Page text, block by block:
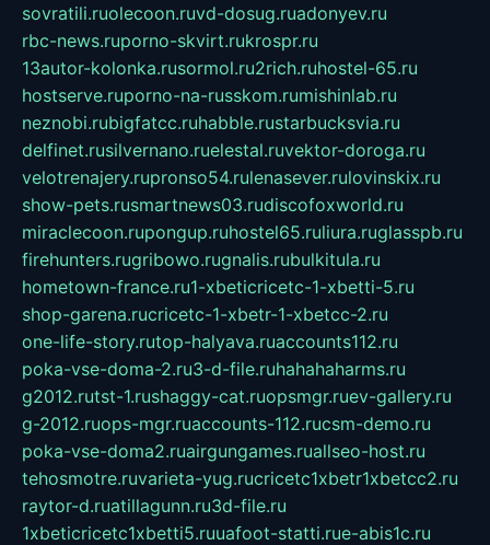
sovratili.ruolecoon.ruvd-dosug.ruadonyev.ru
rbc-news.ruporno-skvirt.rukrospr.ru
13autor-kolonka.rusormol.ru2rich.ruhostel-65.ru
hostserve.ruporno-na-russkom.rumishinlab.ru
neznobi.rubigfatcc.ruhabble.rustarbucksvia.ru
delfinet.rusilvernano.ruelestal.ruvektor-doroga.ru
velotrenajery.rupronso54.rulenasever.rulovinskix.ru
show-pets.rusmartnews03.rudiscofoxworld.ru
miraclecoon.rupongup.ruhostel65.ruliura.ruglasspb.ru
firehunters.rugribowo.rugnalis.rubulkitula.ru
hometown-france.ru1-xbeticricetc-1-xbetti-5.ru
shop-garena.rucricetc-1-xbetr-1-xbetcc-2.ru
one-life-story.rutop-halyava.ruaccounts112.ru
poka-vse-doma-2.ru3-d-file.ruhahahaharms.ru
g2012.rutst-1.rushaggy-cat.ruopsmgr.ruev-gallery.ru
g-2012.ruops-mgr.ruaccounts-112.rucsm-demo.ru
poka-vse-doma2.ruairgungames.ruallseo-host.ru
tehosmotre.ruvarieta-yug.rucricetc1xbetr1xbetcc2.ru
raytor-d.ruatillagunn.ru3d-file.ru
1xbeticricetc1xbetti5.ruuafoot-statti.rue-abis1c.ru